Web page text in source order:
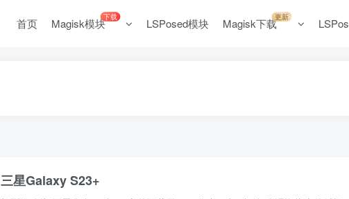
首页 Magisk模块下载 LSPosed模块 Magisk下载更新
三星Galaxy S23+